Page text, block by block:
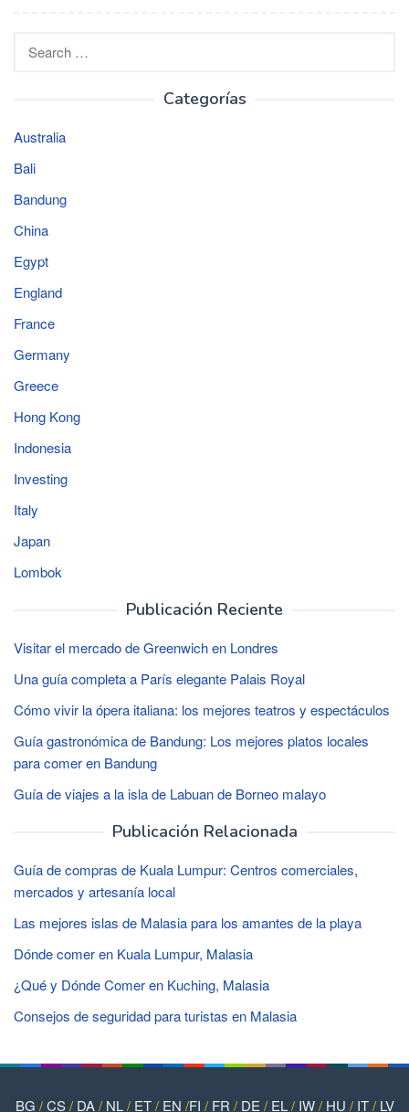
for:
Categorías
Australia
Bali
Bandung
China
Egypt
England
France
Germany
Greece
Hong Kong
Indonesia
Investing
Italy
Japan
Lombok
Publicación Reciente
Visitar el mercado de Greenwich en Londres
Una guía completa a París elegante Palais Royal
Cómo vivir la ópera italiana: los mejores teatros y espectáculos
Guía gastronómica de Bandung: Los mejores platos locales
para comer en Bandung
Guía de viajes a la isla de Labuan de Borneo malayo
Publicación Relacionada
Guía de compras de Kuala Lumpur: Centros comerciales,
mercados y artesanía local
Las mejores islas de Malasia para los amantes de la playa
Dónde comer en Kuala Lumpur, Malasia
¿Qué y Dónde Comer en Kuching, Malasia
Consejos de seguridad para turistas en Malasia
BG /CS/ DA/ NL/ ET/ EN /FI / FR / DE / EL/ IW/ HU / IT/ LV